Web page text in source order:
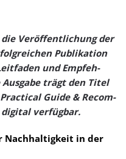
Ver­öf­fent­li­chung der
Publi­ka­tion
und Emp­feh­
Aus­gabe trägt den Titel
Prac­ti­cal Guide & Recom­
verfügbar.
Nach­hal­tig­keit in der